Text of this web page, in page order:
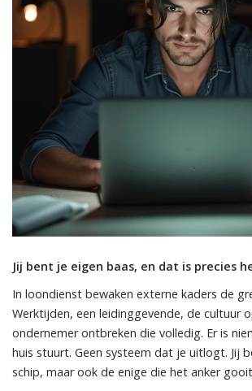
Jij bent je eigen baas, en dat is precies
In loondienst bewaken externe kaders de
Werktijden, een leidinggevende, de cultuur
ondernemer ontbreken die volledig. Er is
huis stuurt. Geen systeem dat je uitlogt. Jij
schip, maar ook de enige die het anker